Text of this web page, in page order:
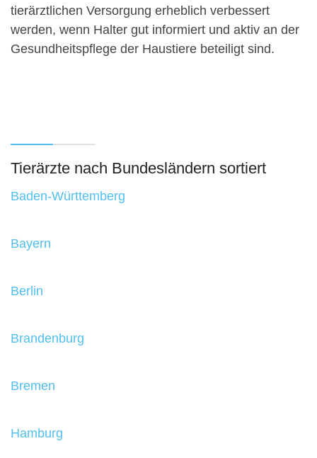
tierärztlichen Versorgung erheblich verbessert
werden, wenn Halter gut informiert und aktiv an der
Gesundheitspflege der Haustiere beteiligt sind.
Tierärzte nach Bundesländern sortiert
Baden-Württemberg
Bayern
Berlin
Brandenburg
Bremen
Hamburg